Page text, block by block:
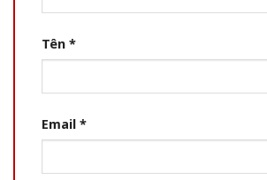
Tên *
Email *